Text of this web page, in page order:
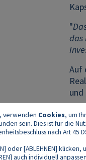
"
das
Auf
verwenden Cookies, um
sein. Dies ist für die
nach Art
oder [ABLEHNEN]
auch individuell